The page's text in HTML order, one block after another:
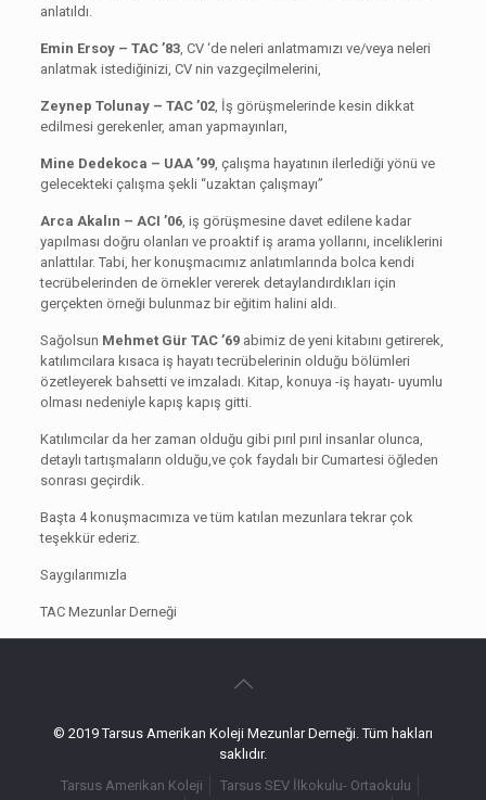
anlatıldı.
Emin Ersoy – TAC ’83, CV ‘de neleri anlatmamızı ve/veya neleri
anlatmak istediğinizi, CV nin vazgeçilmelerini,
Zeynep Tolunay – TAC ’02, İş görüşmelerinde kesin dikkat
edilmesi gerekenler, aman yapmayınları,
Mine Dedekoca – UAA ’99, çalışma hayatının ilerlediği yönü ve
gelecekteki çalışma şekli “uzaktan çalışmayı”
Arca Akalın – ACI ’06, iş görüşmesine davet edilene kadar
yapılması doğru olanları ve proaktif iş arama yollarını, inceliklerini
anlattılar. Tabi, her konuşmacımız anlatımlarında bolca kendi
tecrübelerinden de örnekler vererek detaylandırdıkları için
gerçekten örneği bulunmaz bir eğitim halini aldı.
Sağolsun Mehmet Gür TAC ’69abimiz de yeni kitabını getirerek,
katılımcılara kısaca iş hayatı tecrübelerinin olduğu bölümleri
özetleyerek bahsetti ve imzaladı. Kitap, konuya -iş hayatı- uyumlu
olması nedeniyle kapış kapış gitti.
Katılımcılar da her zaman olduğu gibi pırıl pırıl insanlar olunca,
detaylı tartışmaların olduğu,ve çok faydalı bir Cumartesi öğleden
sonrası geçirdik.
Başta 4 konuşmacımıza ve tüm katılan mezunlara tekrar çok
teşekkür ederiz.
Saygılarımızla
TAC Mezunlar Derneği
© 2019 Tarsus Amerikan Koleji Mezunlar Derneği. Tüm hakları
saklıdır.
Tarsus Amerikan Koleji
Tarsus SEV İlkokulu- Ortaokulu